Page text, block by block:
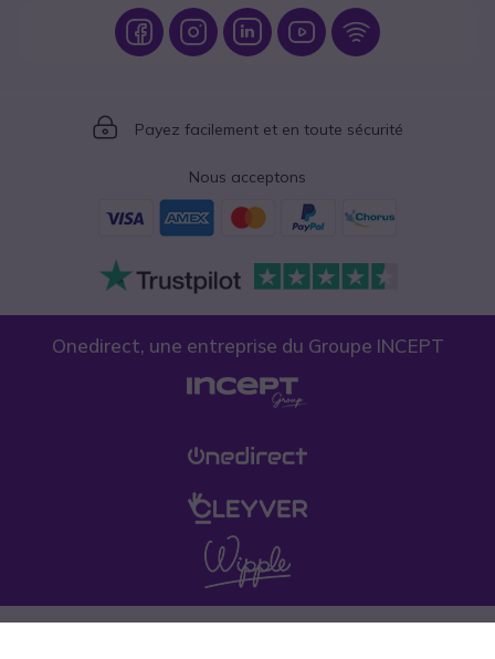
Icon IconIcon Icon Icon
Icon
Payez facilement et en toute sécurité
Nous acceptons
Onedirect, une entreprise du Groupe INCEPT